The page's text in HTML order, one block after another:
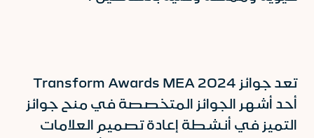
تعد جوائز Transform Awards MEA 2024
أحد أشهر الجوائز المتخصصة في منح جوائز
التميز في أنشطة إعادة تصميم العلامات